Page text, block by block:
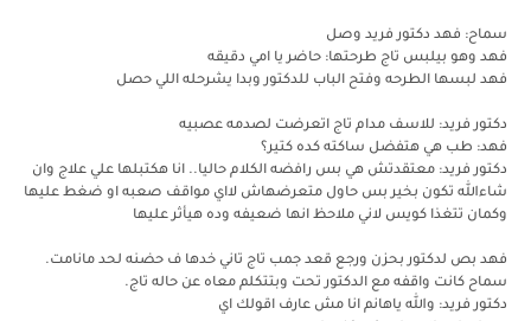
سماح: فهد دكتور فريد وصل
فهد وهو بيلبس تاج طرحتها: حاضر يا امي دقيقه
فهد لبسها الطرحه وفتح الباب للدكتور وبدا يشرحله اللي حصل
دكتور فريد: للاسف مدام تاج اتعرضت لصدمه عصبيه
فهد: طب هي هتفضل ساكته كده كتير؟
دكتور فريد: معتقدتش هي بس رافضه الكلام حاليا.. انا هكتبلها علي علاج وان
شاءالله تكون بخير بس حاول متعرضهاش لااي مواقف صعبه او ضغط عليها
وكمان تتغذا كويس لاني ملاحظ انها ضعيفه وده هيأثر عليها
فهد بص لدكتور بحزن ورجع قعد جمب تاج تاني خدها ف حضنه لحد مانامت.
سماح كانت واقفه مع الدكتور تحت وبتتكلم معاه عن حاله تاج.
دكتور فريد: والله ياهانم انا مش عارف اقولك اي